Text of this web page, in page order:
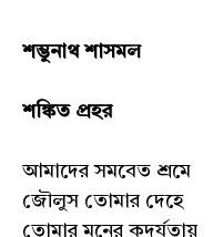
শম্ভুনাথ শাসমল
শঙ্কিত প্রহর
আমাদের সমবেত শ্রমে
জৌলুস তোমার দেহে
তোমার মনের কদর্যতায়